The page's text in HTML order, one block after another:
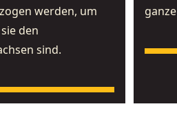
werden, um
den
sind.